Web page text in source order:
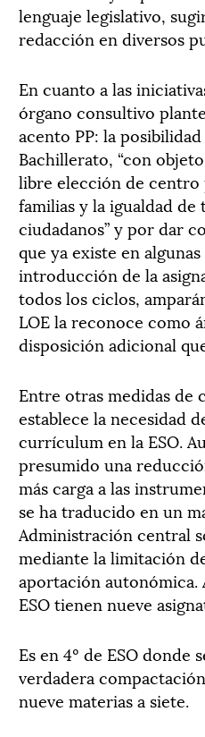
lenguaje legislativo,
redacción en diversos
En cuanto a las
órgano consultivo
acento PP: la
Bachillerato, “con
libre elección de centro
familias y la igualdad
ciudadanos” y por dar
que ya existe en
introducción de la
todos los ciclos,
LOE la reconoce como
disposición adicional
Entre otras medidas de
establece la necesidad
currículum en la ESO.
presumido una
más carga a las
se ha traducido en un
Administración central
mediante la limitación
aportación autonómica.
ESO tienen nueve
Es en 4º de ESO donde
verdadera
nueve materias a siete.